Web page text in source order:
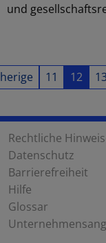
und
11 12 13
Rechtliche
Datenschutz
Barrierefreiheit
Hilfe
Glossar